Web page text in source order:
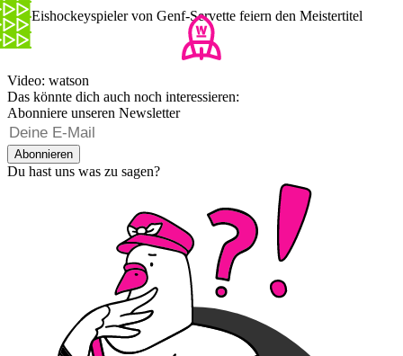
Die Eishockeyspieler von Genf-Servette feiern den Meistertitel
Video: watson
Das könnte dich auch noch interessieren:
Abonniere unseren Newsletter
Abonnieren
Du hast uns was zu sagen?